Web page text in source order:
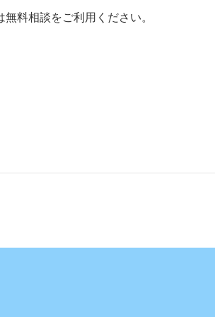
料相談をご利用ください。